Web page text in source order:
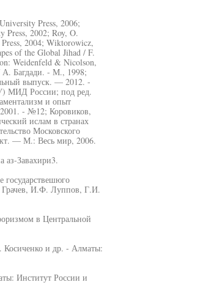
Press, 2006;
2002; Roy, O.
2004; Wiktorowicz,
of the Global Jihad / F.
Weidenfeld & Nicolson,
А. Багдади. - М., 1998;
выпуск. — 2012. -
МИД России; под ред.
и опыт
2001. - №12; Коровиков,
ислам в странах
Московского
— М.: Весь мир, 2006.
аз-Завахири3.
государствешюго
И.Ф. Луппов, Г.И.
в Центральной
Косиченко и др. - Алматы:
Институт России и